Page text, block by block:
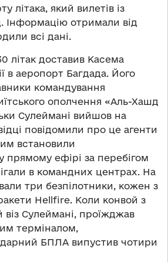
літака, який вилетів із
Інформацію отримали від
всі дані.
літак доставив Касема
в аеропорт Багдада. Його
командування
ополчення «Аль-Хашд
Сулеймані вийшов на
повідомили про це агенти
встановили
прямому ефірі за перебігом
в командних центрах. На
три безпілотники, кожен з
Hellfire. Коли конвой з
віз Сулеймані, проїжджав
терміналом,
БПЛА випустив чотири